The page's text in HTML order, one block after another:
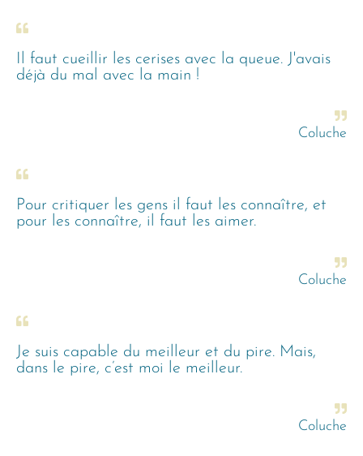
Il faut cueillir les cerises avec la queue. J'avais
déjà du mal avec la main !
Coluche
Pour critiquer les gens il faut les connaître, et
pour les connaître, il faut les aimer.
Coluche
Je suis capable du meilleur et du pire. Mais,
dans le pire, c’est moi le meilleur.
Coluche